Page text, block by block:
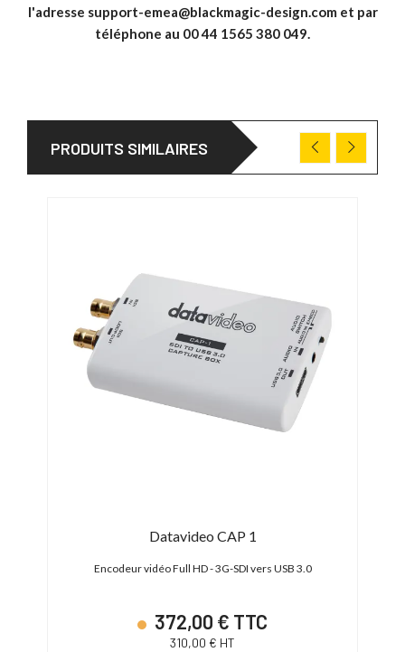
l'adresse support-emea@blackmagic-design.com et par
téléphone au 00 44 1565 380 049.
PRODUITS SIMILAIRES
Datavideo CAP 1
Encodeur vidéo Full HD - 3G-SDI vers USB 3.0
372,00 € TTC
310,00 € HT